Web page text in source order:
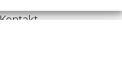
Kontakt